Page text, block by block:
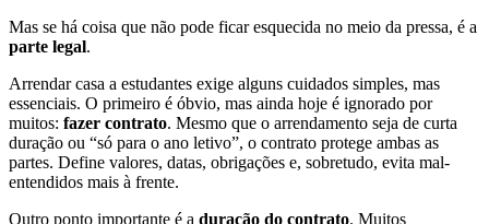
Mas se há coisa que não pode ficar esquecida no meio da pressa, é a
parte legal.
Arrendar casa a estudantes exige alguns cuidados simples, mas
essenciais. O primeiro é óbvio, mas ainda hoje é ignorado por
muitos: fazer contrato. Mesmo que o arrendamento seja de curta
duração ou “só para o ano letivo”, o contrato protege ambas as
partes. Define valores, datas, obrigações e, sobretudo, evita mal-
entendidos mais à frente.
Outro ponto importante é a duração do contrato. Muitos